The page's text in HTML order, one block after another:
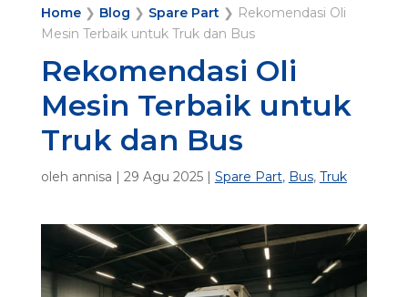
Home❯ Blog ❯ Spare Part❯ Rekomendasi Oli
Mesin Terbaik untuk Truk dan Bus
Rekomendasi Oli
Mesin Terbaik untuk
Truk dan Bus
oleh annisa | 29 Agu 2025| Spare Part, Bus, Truk